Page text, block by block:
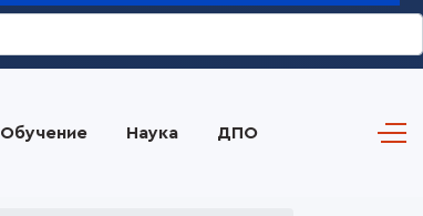
Обучение Наука ДПО